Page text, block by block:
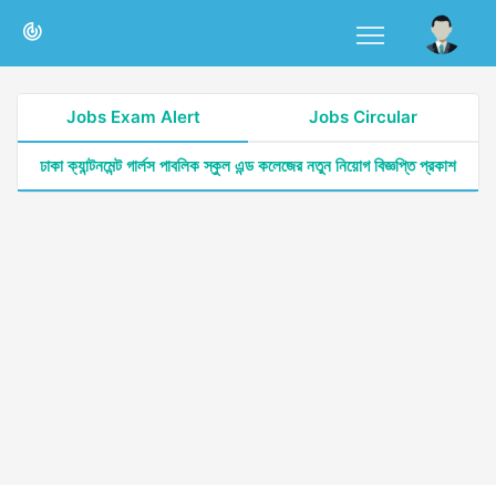
Jobs Exam Alert Jobs Circular
ঢাকা ক্যান্টনমেন্ট গার্লস পাবলিক স্কুল এন্ড কলেজের নতুন নিয়োগ বিজ্ঞপ্তি প্রকাশ